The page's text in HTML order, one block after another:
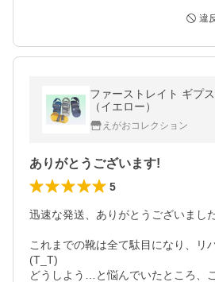
違
ファーストレイト ギプ
（イエロー）
えがおコレクション
ありがとうございます!
5
迅速な発送、ありがとうございまし
これまでの靴は全て駄目になり、リ
(T_T)
どうしよう…と悩んでいたところ、